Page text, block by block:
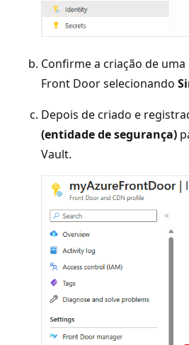
Confirme a criação de
Front Door selecionando
Depois de criado e
(entidade de segurança)
Vault.